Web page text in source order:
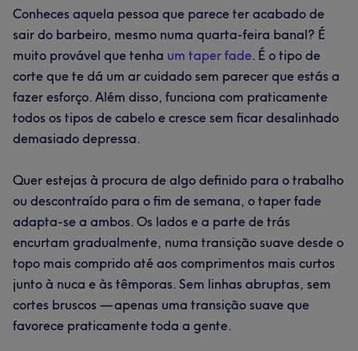
Conheces aquela pessoa que parece ter acabado de
sair do barbeiro, mesmo numa quarta-feira banal? É
muito provável que tenha um taper fade. É o tipo de
corte que te dá um ar cuidado sem parecer que estás a
fazer esforço. Além disso, funciona com praticamente
todos os tipos de cabelo e cresce sem ficar desalinhado
demasiado depressa.
Quer estejas à procura de algo definido para o trabalho
ou descontraído para o fim de semana, o taper fade
adapta-se a ambos. Os lados e a parte de trás
encurtam gradualmente, numa transição suave desde o
topo mais comprido até aos comprimentos mais curtos
junto à nuca e às têmporas. Sem linhas abruptas, sem
cortes bruscos — apenas uma transição suave que
favorece praticamente toda a gente.